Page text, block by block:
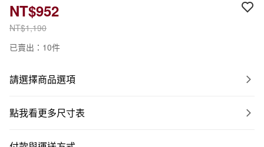
NT$1,190
NT$952
已賣出：10件
請選擇商品選項
點我看更多尺寸表